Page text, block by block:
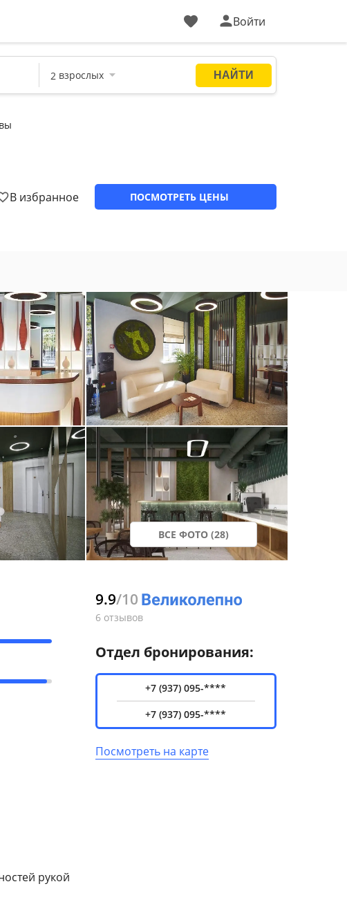
Войти
В избранное ПОСМОТРЕТЬ ЦЕНЫ
ВСЕ ФОТО (28)
рукой
9.9/10
6 отзывов
Отдел бронирования:
+7 (937) 095-****
+7 (937) 095-****
Посмотреть на карте